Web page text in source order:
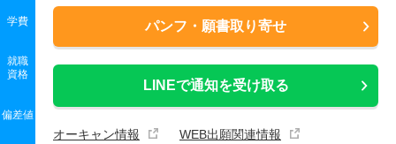
パンフ・願書取り寄せ
LINEで通知を受け取る
オーキャン情報 WEB出願関連情報
学費
就職
資格
偏差値